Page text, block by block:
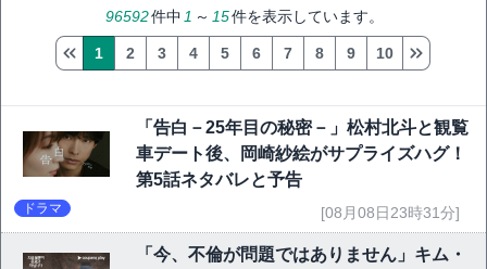
96592件中 1 ～ 15件を表示しています。
1 2 3 4 5 6 7 8 9 10
「告白－25年目の秘密－」松村北斗と観覧
車デート後、岡崎紗絵がサプライズハグ！
第5話ネタバレと予告
ドラマ [08月08日23時31分]
「今、不倫が問題ではありません」キム・